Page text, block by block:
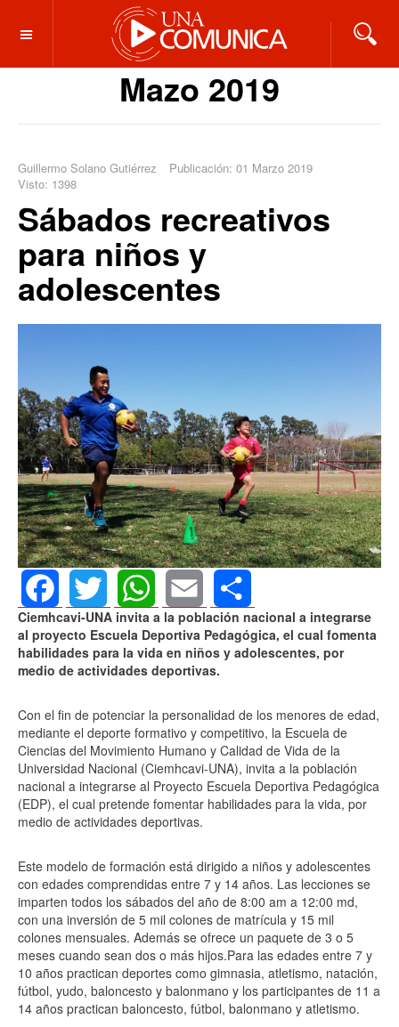
OFF CANVAS
Mazo 2019
Guillermo Solano Gutiérrez
Publicación: 01 Marzo 2019
Visto: 1398
Sábados recreativos
para niños y
adolescentes
FacebookTwitter WhatsAppEmail Share
Ciemhcavi-UNA invita a la población nacional a integrarse
al proyecto Escuela Deportiva Pedagógica, el cual fomenta
habilidades para la vida en niños y adolescentes, por
medio de actividades deportivas.
Con el fin de potenciar la personalidad de los menores de edad,
mediante el deporte formativo y competitivo, la Escuela de
Ciencias del Movimiento Humano y Calidad de Vida de la
Universidad Nacional (Ciemhcavi-UNA), invita a la población
nacional a integrarse al Proyecto Escuela Deportiva Pedagógica
(EDP), el cual pretende fomentar habilidades para la vida, por
medio de actividades deportivas.
Este modelo de formación está dirigido a niños y adolescentes
con edades comprendidas entre 7 y 14 años. Las lecciones se
imparten todos los sábados del año de 8:00 am a 12:00 md,
con una inversión de 5 mil colones de matrícula y 15 mil
colones mensuales. Además se ofrece un paquete de 3 o 5
meses cuando sean dos o más hijos.Para las edades entre 7 y
10 años practican deportes como gimnasia, atletismo, natación,
fútbol, yudo, baloncesto y balonmano y los participantes de 11 a
14 años practican baloncesto, fútbol, balonmano y atletismo.